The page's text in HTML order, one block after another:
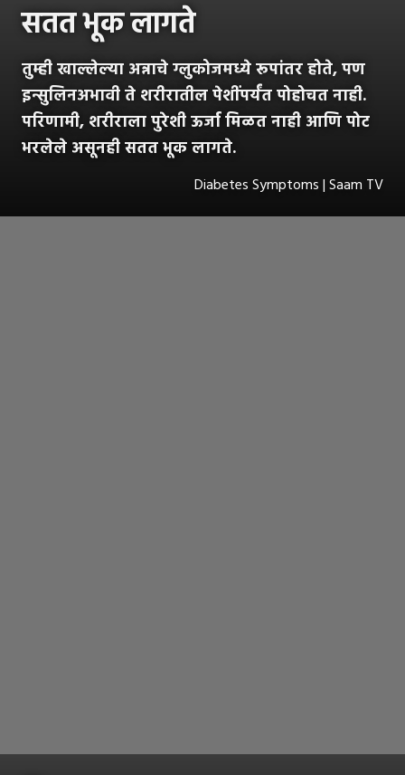
सतत भूक लागते
तुम्ही खाल्लेल्या अन्नाचे ग्लुकोजमध्ये रूपांतर होते, पण
इन्सुलिनअभावी ते शरीरातील पेशींपर्यंत पोहोचत नाही.
परिणामी, शरीराला पुरेशी ऊर्जा मिळत नाही आणि पोट
भरलेले असूनही सतत भूक लागते.
Diabetes Symptoms | Saam TV